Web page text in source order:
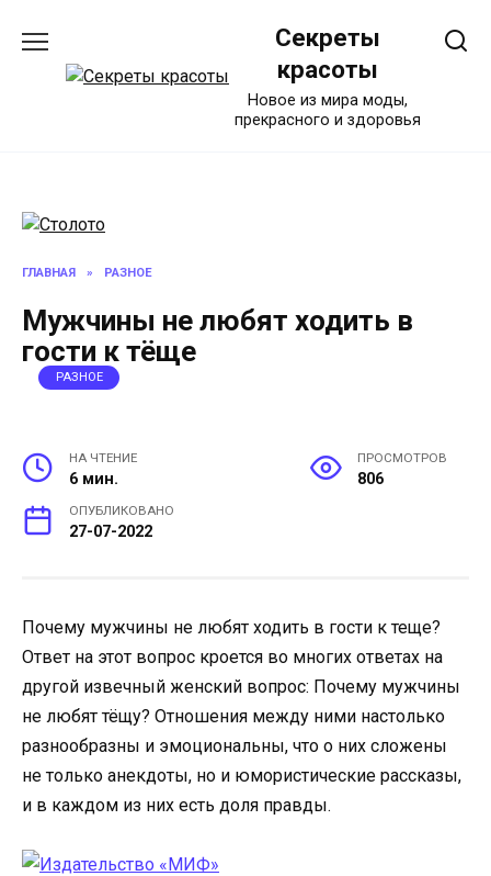
содержанию
Секреты
красоты
Новое из мира моды,
прекрасного и здоровья
ГЛАВНАЯ » РАЗНОЕ
Мужчины не любят ходить в
гости к тёще
РАЗНОЕ
НА ЧТЕНИЕ
6 мин.
ПРОСМОТРОВ
806
ОПУБЛИКОВАНО
27-07-2022
Почему мужчины не любят ходить в гости к теще?
Ответ на этот вопрос кроется во многих ответах на
другой извечный женский вопрос: Почему мужчины
не любят тёщу? Отношения между ними настолько
разнообразны и эмоциональны, что о них сложены
не только анекдоты, но и юмористические рассказы,
и в каждом из них есть доля правды.